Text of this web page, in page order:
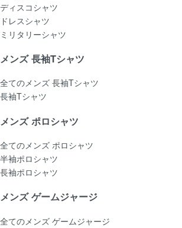
ディスコシャツ
ドレスシャツ
ミリタリーシャツ
メンズ 長袖Tシャツ
全てのメンズ 長袖Tシャツ
長袖Tシャツ
メンズ ポロシャツ
全てのメンズ ポロシャツ
半袖ポロシャツ
長袖ポロシャツ
メンズ ゲームジャージ
全てのメンズ ゲームジャージ